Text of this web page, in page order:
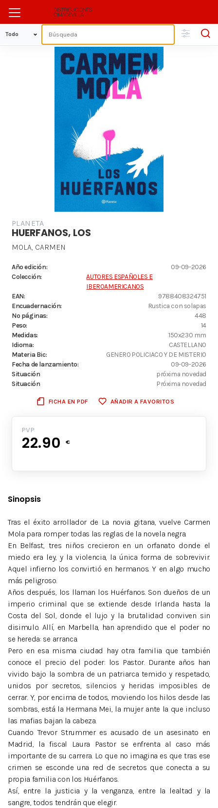
PLANETA
HUERFANOS, LOS
MOLA, CARMEN
Año edición:
09-09-2026
Colección:
AUTORES ESPAÑOLES E
IBEROAMERICANOS
EAN:
9788408324751
Encuadernación:
Rustica con solapas
Nº páginas:
448
Peso:
14
Medidas:
150x230 mm
Idioma:
CASTELLANO
Materia Bic:
GENERO POLICIACO Y DE MISTERIO
Fecha de lanzamiento:
09-09-2026
Situación
próxima novedad
Situación
Próxima novedad
FICHA EN PDF AÑADIR A FAVORITOS
PVP
22.90 €
Sinopsis
Tras el éxito arrollador de La novia gitana, vuelve Carmen
Mola para romper todas las reglas de la novela negra.
En Belfast, tres niños crecieron en un orfanato donde el
miedo era ley, y la violencia, la única forma de sobrevivir.
Aquel infierno los convirtió en hermanos. Y en algo mucho
más peligroso.
Años después, los llaman los Huérfanos. Son dueños de un
imperio criminal que se extiende desde Irlanda hasta la
Costa del Sol, donde el lujo y la brutalidad conviven sin
disimulo. Allí, en Marbella, han aprendido que el poder no
se hereda: se arranca.
Pero en esa misma ciudad hay otra familia que también
conoce el precio del poder: los Pastor. Durante años han
vivido bajo la sombra de un patriarca temido y respetado,
unidos por secretos, silencios y heridas imposibles de
cerrar. Y, por encima de todos, moviendo los hilos desde las
sombras, está la Hermana Mei, la mujer ante la que incluso
las mafias bajan la cabeza.
Cuando Trevor Strummer es acusado de un asesinato en
Madrid, la fiscal Laura Pastor se enfrenta al caso más
importante de su carrera. Lo que no imagina es que tras ese
crimen se esconde una red de secretos que conecta a su
propia familia con los Huérfanos.
Así, entre la justicia y la venganza, entre la lealtad y la
sangre, todos tendrán que elegir.